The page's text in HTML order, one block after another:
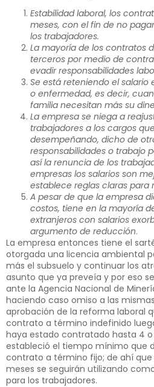
Estabilidad laboral, los
meses, con el fin de no
los trabajadores.
La mayoría de los contratos
terceros por medio de
evadir responsabilidades
Se está reteniendo el
o enfermedad, es decir,
familia necesitan más su
La empresa se niega a
trabajadores a los cargos
desempeñando, dicho de
responsabilidades o trabajo
así la renuncia de los
empresas los salarios son
establece reglas claras para
A pesar de que la empresa
costos, tiene en la mayoría
extranjeros con salarios
argumento de reducción.
La empresa entonces tiene el
otorgada una licencia ambiental
más el subsuelo y continuar los
asunto que ya preveía y por eso
ante la Agencia Nacional de
haciendo caso omiso a las
aprobación de la reforma laboral
contrato a término indefinido
haya estado contratado hasta 4
estableció el tiempo mínimo que
contrato a término fijo; de ahí
meses se seguirán utilizando
para los trabajadores.